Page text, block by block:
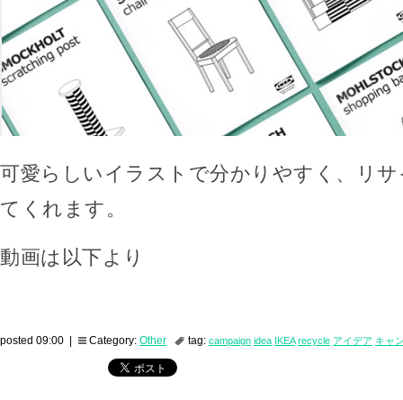
可愛らしいイラストで分かりやすく、リ
てくれます。
動画は以下より
posted 09:00 | Category: Other tag: campaign idea IKEA recycle アイデア キャ